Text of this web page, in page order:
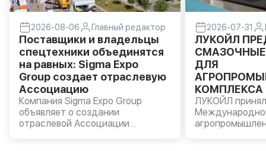
2026-08-06 Главный редактор
Поставщики и владельцы
спецтехники объединятся
на равных: Sigma Expo
Group создает отраслевую
Ассоциацию
Компания Sigma Expo Group
объявляет о создании
отраслевой Ассоциации
2026-07-31
ЛУКОЙЛ
ДЛЯ
КОМПЛЕКСА
ЛУКОЙЛ принял